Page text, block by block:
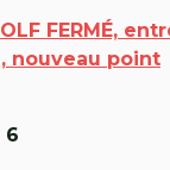
FERMÉ,
nouveau point
6